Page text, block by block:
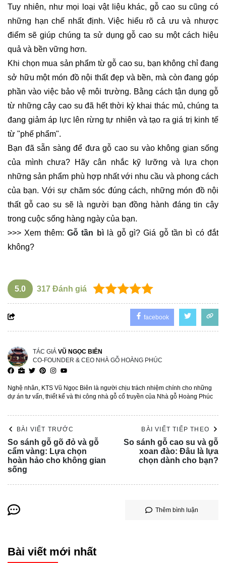
Tuy nhiên, như mọi loại vật liệu khác, gỗ cao su cũng có
những hạn chế nhất định. Việc hiểu rõ cả ưu và nhược
điểm sẽ giúp chúng ta sử dụng gỗ cao su một cách hiệu
quả và bền vững hơn.
Khi chọn mua sản phẩm từ gỗ cao su, bạn không chỉ đang
sở hữu một món đồ nội thất đẹp và bền, mà còn đang góp
phần vào việc bảo vệ môi trường. Bằng cách tận dụng gỗ
từ những cây cao su đã hết thời kỳ khai thác mủ, chúng ta
đang giảm áp lực lên rừng tự nhiên và tạo ra giá trị kinh tế
từ "phế phẩm".
Bạn đã sẵn sàng để đưa gỗ cao su vào không gian sống
của mình chưa? Hãy cân nhắc kỹ lưỡng và lựa chọn
những sản phẩm phù hợp nhất với nhu cầu và phong cách
của bạn. Với sự chăm sóc đúng cách, những món đồ nội
thất gỗ cao su sẽ là người bạn đồng hành đáng tin cậy
trong cuộc sống hàng ngày của bạn.
>>> Xem thêm:Gỗ tần bìlà gỗ gì? Giá gỗ tần bì có đắt
không?
5.0 317 Đánh giá
facebook
TÁC GIẢ VŨ NGỌC BIÊN
CO-FOUNDER & CEO NHÀ GỖ HOÀNG PHÚC
Nghệ nhân, KTS Vũ Ngọc Biên là người chịu trách nhiệm chính cho những
dự án tư vấn, thiết kế và thi công nhà gỗ cổ truyền của Nhà gỗ Hoàng Phúc
BÀI VIẾT TRƯỚC
So sánh gỗ gõ đỏ và gỗ
cẩm vàng: Lựa chọn
hoàn hảo cho không gian
sống
BÀI VIẾT TIẾP THEO
So sánh gỗ cao su và gỗ
xoan đào: Đâu là lựa
chọn dành cho bạn?
Thêm bình luận
Bài viết mới nhất